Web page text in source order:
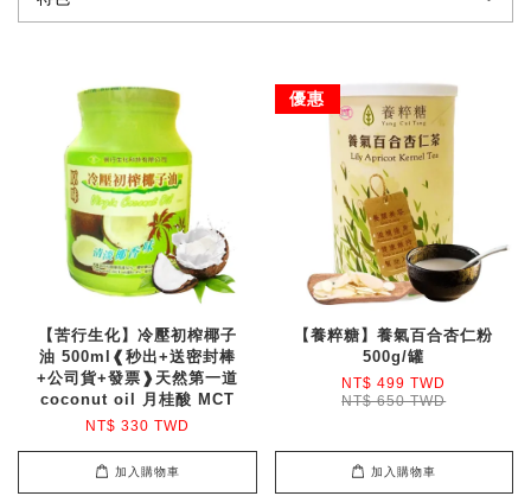
【苦行生化】冷壓初榨椰子
油 500ml❰秒出+送密封棒
+公司貨+發票❱天然第一道
coconut oil 月桂酸 MCT
NT$ 330 TWD
加入購物車
優惠
【養粹糖】養氣百合杏仁粉
500g/罐
NT$ 499 TWD
NT$ 650 TWD
加入購物車